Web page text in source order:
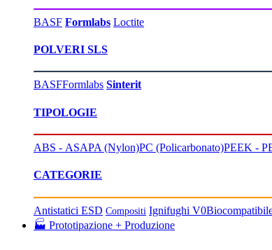
BASF Formlabs Loctite
POLVERI SLS
BASFFormlabs Sinterit
TIPOLOGIE
ABS - ASAPA (Nylon)PC (Policarbonato)PEEK -
CATEGORIE
Antistatici ESD Compositi Ignifughi V0
🏭 Prototipazione + Produzione